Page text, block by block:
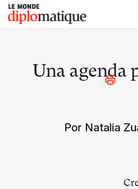
Skip
content
Le monde diplomatique
Una agenda
Por Natalia